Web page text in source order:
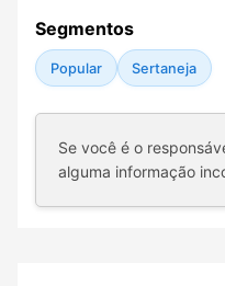
Segmentos
Popular Sertaneja
Se você é o
alguma informação